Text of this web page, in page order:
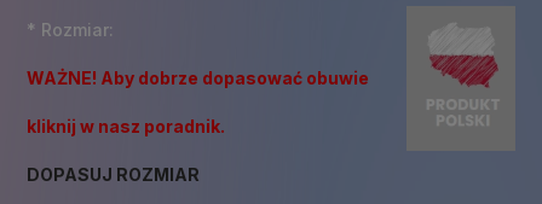
* Rozmiar:
WAŻNE! Aby dobrze dopasować obuwie
kliknij w nasz poradnik.
DOPASUJ ROZMIAR